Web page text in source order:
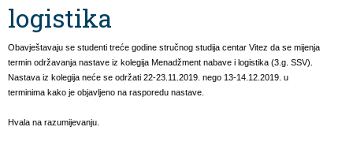
logistika
Obavještavaju se studenti treće godine stručnog studija centar Vitez da se mijenja
termin održavanja nastave iz kolegija Menadžment nabave i logistika (3.g. SSV).
Nastava iz kolegija neće se održati 22-23.11.2019. nego 13-14.12.2019. u
terminima kako je objavljeno na rasporedu nastave.
Hvala na razumijevanju.